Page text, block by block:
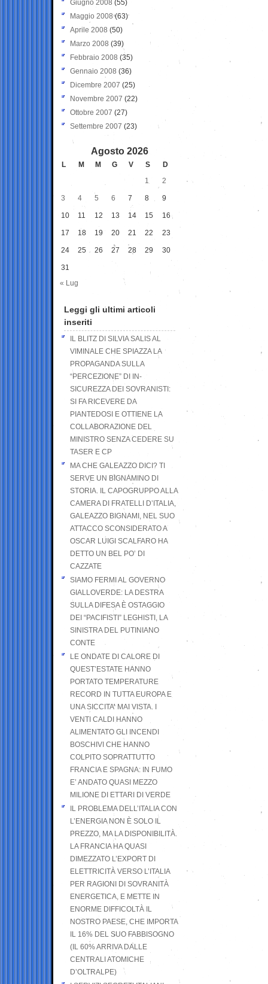
Giugno 2008 (55)
Maggio 2008(63)
Aprile 2008 (50)
Marzo 2008 (39)
Febbraio 2008 (35)
Gennaio 2008 (36)
Dicembre 2007 (25)
Novembre 2007 (22)
Ottobre 2007 (27)
Settembre 2007 (23)
Agosto 2026
L M M G V S
D
1
2
3 4 5 6 7 8 9
10 11 12 13 14 15 16
17 18 19 20 21 22 23
24 25 26 27 28 29 30
31
« Lug
Leggi gli ultimi articoli
inseriti
IL BLITZ DI SILVIA SALIS AL
VIMINALE CHE SPIAZZA LA
PROPAGANDA SULLA
“PERCEZIONE” DI IN-
SICUREZZA DEI SOVRANISTI:
SI FA RICEVERE DA
PIANTEDOSI E OTTIENE LA
COLLABORAZIONE DEL
MINISTRO SENZA CEDERE SU
TASER E CP
MA CHE GALEAZZO DICI? TI
SERVE UN BIGNAMINO DI
STORIA. IL CAPOGRUPPO ALLA
CAMERA DI FRATELLI D’ITALIA,
GALEAZZO BIGNAMI, NEL SUO
ATTACCO SCONSIDERATO A
OSCAR LUIGI SCALFARO HA
DETTO UN BEL PO’ DI
CAZZATE
SIAMO FERMI AL GOVERNO
GIALLOVERDE: LA DESTRA
SULLA DIFESA È OSTAGGIO
DEI “PACIFISTI” LEGHISTI, LA
SINISTRA DEL PUTINIANO
CONTE
LE ONDATE DI CALORE DI
QUEST’ESTATE HANNO
PORTATO TEMPERATURE
RECORD IN TUTTA EUROPA E
UNA SICCITA’ MAI VISTA. I
VENTI CALDI HANNO
ALIMENTATO GLI INCENDI
BOSCHIVI CHE HANNO
COLPITO SOPRATTUTTO
FRANCIA E SPAGNA: IN FUMO
E’ ANDATO QUASI MEZZO
MILIONE DI ETTARI DI VERDE
IL PROBLEMA DELL’ITALIA CON
L’ENERGIA NON È SOLO IL
PREZZO, MA LA DISPONIBILITÀ.
LA FRANCIA HA QUASI
DIMEZZATO L’EXPORT DI
ELETTRICITÀ VERSO L’ITALIA
PER RAGIONI DI SOVRANITÀ
ENERGETICA, E METTE IN
ENORME DIFFICOLTÀ IL
NOSTRO PAESE, CHE IMPORTA
IL 16% DEL SUO FABBISOGNO
(IL 60% ARRIVA DALLE
CENTRALI ATOMICHE
D’OLTRALPE)